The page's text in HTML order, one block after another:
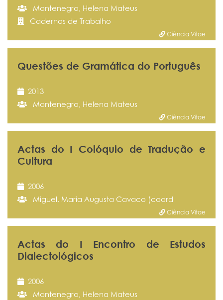
Montenegro, Helena Mateus
Cadernos de Trabalho
Ciência Vitae
Questões de Gramática do Português
2013
Montenegro, Helena Mateus
Ciência Vitae
Actas do I Colóquio de Tradução e
Cultura
2006
Miguel, Maria Augusta Cavaco (coord
Ciência Vitae
Actas do I Encontro de Estudos
Dialectológicos
2006
Montenegro, Helena Mateus